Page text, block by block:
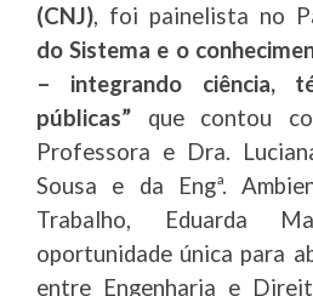
(CNJ), foi painelista no
do Sistema e o
– integrando ciência,
públicas” que contou
Professora e Dra.
Sousa e da Engª.
Trabalho, Eduarda
oportunidade única para
entre Engenharia e